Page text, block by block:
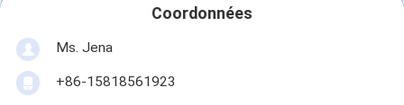
Coordonnées
Ms. Jena
+86-15818561923